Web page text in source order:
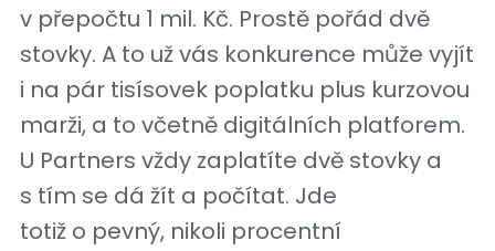
v přepočtu 1 mil. Kč. Prostě pořád dvě
stovky. A to už vás konkurence může vyjít
i na pár tisísovek poplatku plus kurzovou
marži, a to včetně digitálních platforem.
U Partners vždy zaplatíte dvě stovky a
s tím se dá žít a počítat. Jde
totiž o pevný, nikoli procentní